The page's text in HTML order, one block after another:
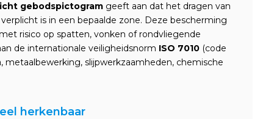
gebodspictogram geeft aan dat het dragen van
is in een bepaalde zone. Deze bescherming
risico op spatten, vonken of rondvliegende
de internationale veiligheidsnorm ISO 7010 (code
metaalbewerking, slijpwerkzaamheden, chemische
herkenbaar